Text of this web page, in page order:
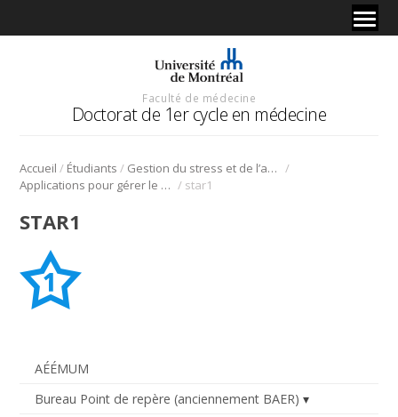
Faculté de médecine
Doctorat de 1er cycle en médecine
Accueil / Étudiants / Gestion du stress et de l’anxiété /
Applications pour gérer le stress et l’anxiété / star1
AÉÉMUM
Bureau Point de repère (anciennement BAER)
STAR1